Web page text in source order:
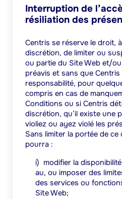
Interruption de
résiliation des
Centris se réserve le droit,
discrétion, de limiter ou
ou partie du Site Web et/
préavis et sans que Centris
responsabilité, pour
compris en cas de
Conditions ou si Centris
discrétion, qu’il existe une
violiez ou ayez violé les
Sans limiter la portée de ce
pourra :
i) modifier la
au, ou imposer des
des services ou
Site Web;